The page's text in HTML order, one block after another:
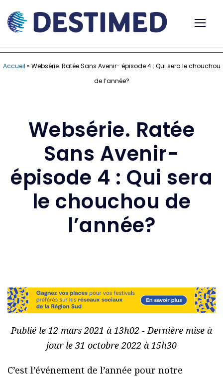
Accueil » Websérie. Ratée Sans Avenir- épisode 4 : Qui sera le chouchou
de l’année?
Websérie. Ratée
Sans Avenir-
épisode 4 : Qui sera
le chouchou de
l’année?
Publié le 12 mars 2021 à 13h02 - Dernière mise à
jour le 31 octobre 2022 à 15h30
C’est l’événement de l’année pour notre